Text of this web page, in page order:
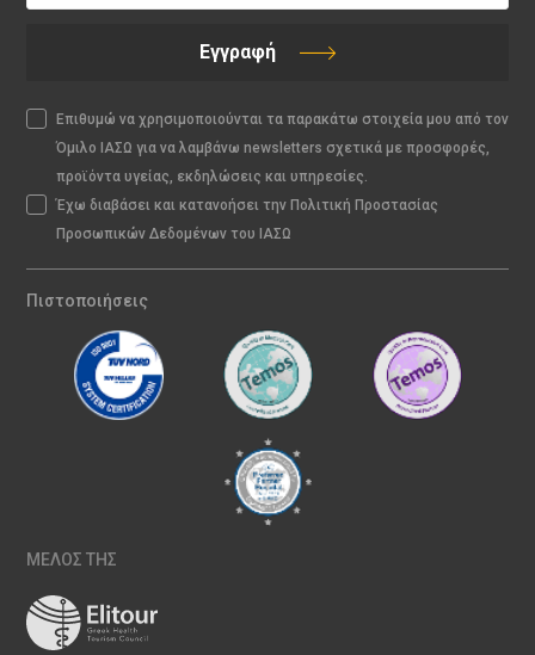
Εγγραφή
Επιθυμώ να χρησιμοποιούνται τα παρακάτω στοιχεία μου από τον
Όμιλο ΙΑΣΩ για να λαμβάνω newsletters σχετικά με προσφορές,
προϊόντα υγείας, εκδηλώσεις και υπηρεσίες.
Έχω διαβάσει και κατανοήσει την Πολιτική Προστασίας
Προσωπικών Δεδομένων του ΙΑΣΩ
Πιστοποιήσεις
ΜΕΛΟΣ ΤΗΣ